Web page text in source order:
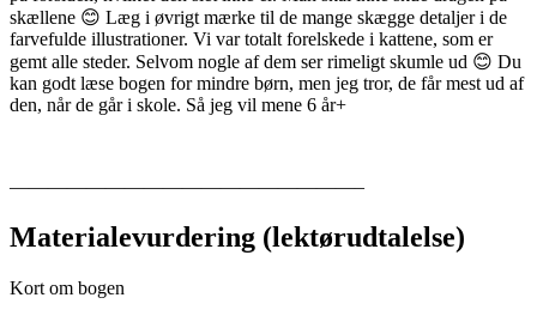
skællene 😊 Læg i øvrigt mærke til de mange skægge detaljer i de
farvefulde illustrationer. Vi var totalt forelskede i kattene, som er
gemt alle steder. Selvom nogle af dem ser rimeligt skumle ud 😊 Du
kan godt læse bogen for mindre børn, men jeg tror, de får mest ud af
den, når de går i skole. Så jeg vil mene 6 år+
——————————————————–
Materialevurdering (lektørudtalelse)
Kort om bogen